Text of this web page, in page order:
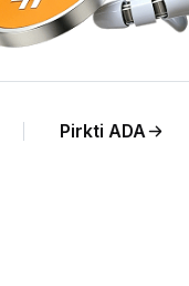
Pirkti ADA